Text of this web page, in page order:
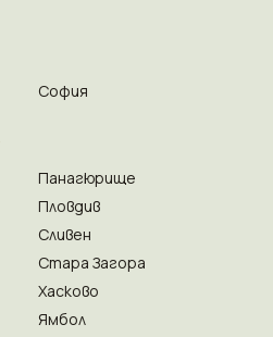
София
Панагюрище
Пловдив
Сливен
Стара Загора
Хасково
Ямбол